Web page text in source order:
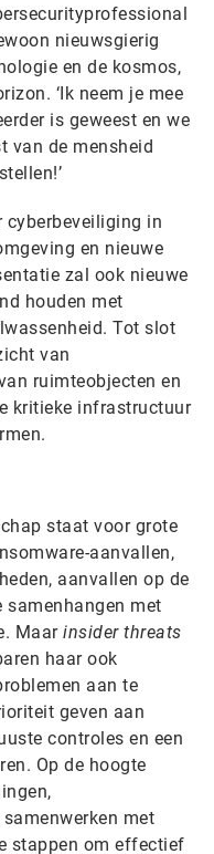
nieuwsgierig
en de kosmos,
‘Ik neem je mee
is geweest en we
van de mensheid
cyberbeveiliging in
en nieuwe
zal ook nieuwe
houden met
Tot slot
van
ruimteobjecten en
kritieke infrastructuur
staat voor grote
aanvallen,
aanvallen op de
samenhangen met
Maar insider threats
haar ook
aan te
geven aan
controles en een
Op de hoogte
met
stappen om effectief